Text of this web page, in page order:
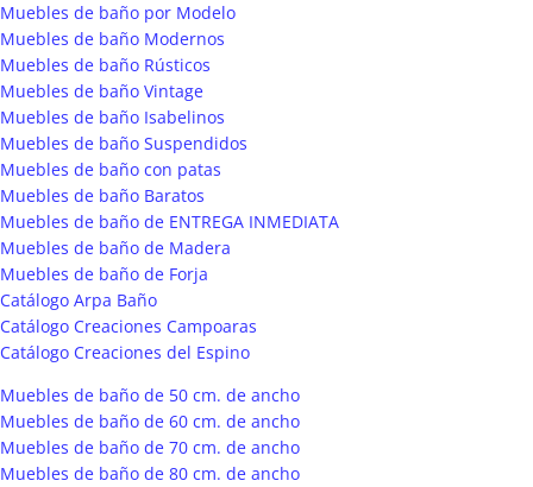
Muebles de baño por Modelo
Muebles de baño Modernos
Muebles de baño Rústicos
Muebles de baño Vintage
Muebles de baño Isabelinos
Muebles de baño Suspendidos
Muebles de baño con patas
Muebles de baño Baratos
Muebles de baño de ENTREGA INMEDIATA
Muebles de baño de Madera
Muebles de baño de Forja
Catálogo Arpa Baño
Catálogo Creaciones Campoaras
Catálogo Creaciones del Espino
Muebles de baño de 50 cm. de ancho
Muebles de baño de 60 cm. de ancho
Muebles de baño de 70 cm. de ancho
Muebles de baño de 80 cm. de ancho